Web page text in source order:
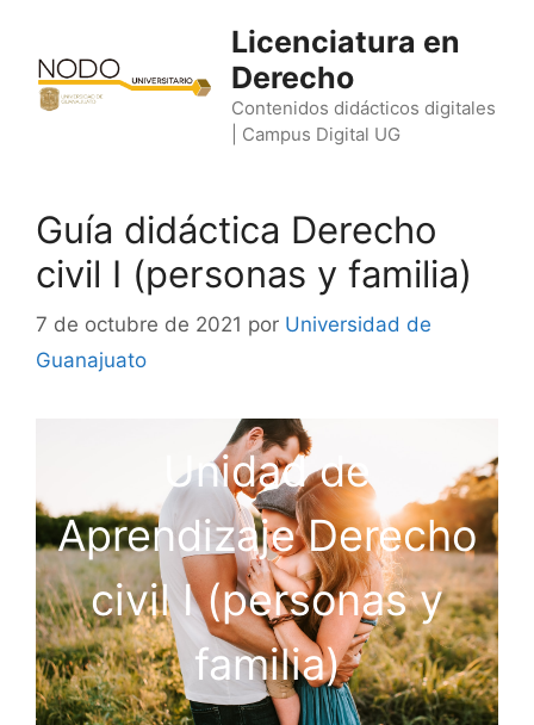
contenido
Licenciatura en
Derecho
Contenidos didácticos digitales
| Campus Digital UG
Guía didáctica Derecho
civil I (personas y familia)
7 de octubre de 2021 por Universidad de
Guanajuato
Unidad de
Aprendizaje Derecho
civil I (personas y
familia)